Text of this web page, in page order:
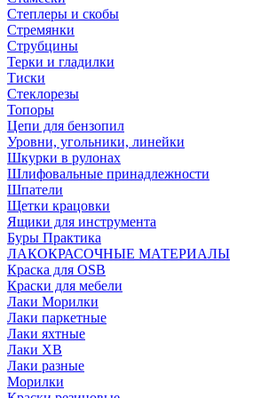
Степлеры и скобы
Стремянки
Струбцины
Терки и гладилки
Тиски
Стеклорезы
Топоры
Цепи для бензопил
Уровни, угольники, линейки
Шкурки в рулонах
Шлифовальные принадлежности
Шпатели
Щетки крацовки
Ящики для инструмента
Буры Практика
ЛАКОКРАСОЧНЫЕ МАТЕРИАЛЫ
Краска для OSB
Краски для мебели
Лаки Морилки
Лаки паркетные
Лаки яхтные
Лаки ХВ
Лаки разные
Морилки